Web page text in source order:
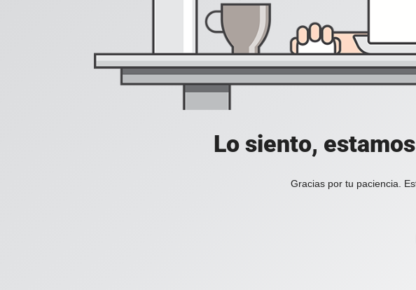
Lo siento,
Gracias por tu paciencia.